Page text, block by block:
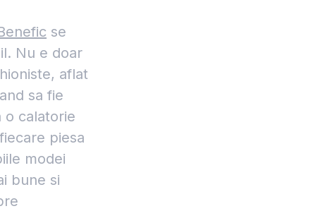
se
Nu e doar
aflat
sa fie
o calatorie
piesa
modei
bune si